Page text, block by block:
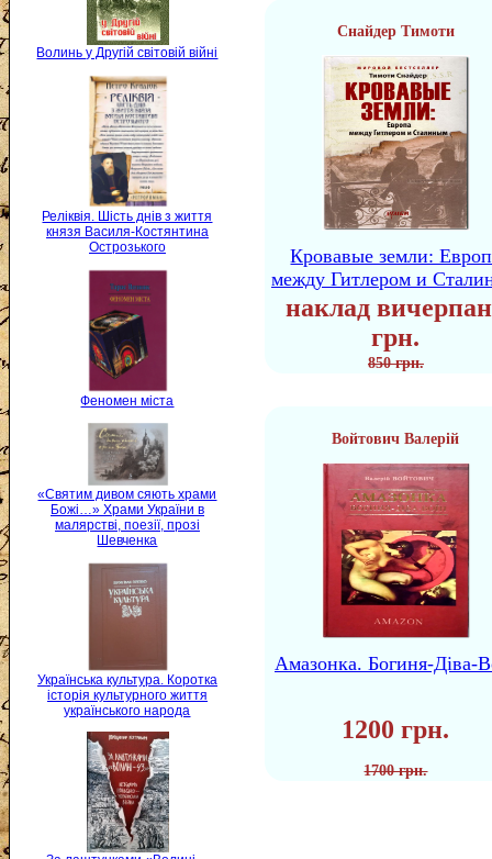
Волинь у Другій світовій війні
Реліквія. Шість днів з життя
князя Василя-Костянтина
Острозького
Феномен міста
«Святим дивом сяють храми
Божі…» Храми України в
малярстві, поезії, прозі
Шевченка
Українська культура. Коротка
історія культурного життя
українського народа
Снайдер Тимоти
Кровавые земли:
между Гитлером и
наклад
грн.
850 грн.
Войтович Валерій
Амазонка. Богиня-Діва-
1200 грн.
1700 грн.